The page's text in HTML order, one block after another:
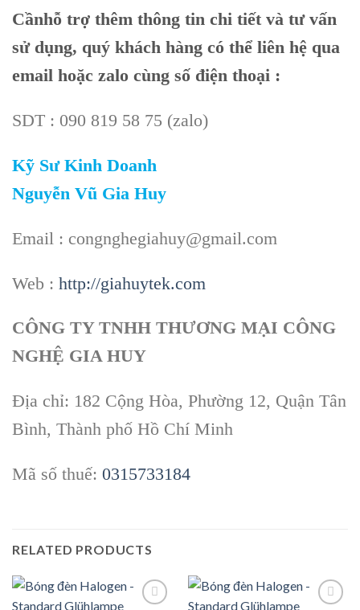
Cầnhỗ trợ thêm thông tin chi tiết và tư vấn
sử dụng, quý khách hàng có thể liên hệ qua
email hoặc zalo cùng số điện thoại :
SDT : 090 819 58 75 (zalo)
Kỹ Sư Kinh Doanh
Nguyễn Vũ Gia Huy
Email : congnghegiahuy@gmail.com
Web : http://giahuytek.com
CÔNG TY TNHH THƯƠNG MẠI CÔNG
NGHỆ GIA HUY
Địa chỉ: 182 Cộng Hòa, Phường 12, Quận Tân
Bình, Thành phố Hồ Chí Minh
Mã số thuế: 0315733184
RELATED PRODUCTS